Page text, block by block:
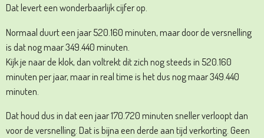
Dat levert een wonderbaarlijk cijfer op.
Normaal duurt een jaar 520.160 minuten, maar door de versnelling
is dat nog maar 349.440 minuten.
Kijk je naar de klok, dan voltrekt dit zich nog steeds in 520.160
minuten per jaar, maar in real time is het dus nog maar 349.440
minuten.
Dat houd dus in dat een jaar 170.720 minuten sneller verloopt dan
voor de versnelling. Dat is bijna een derde aan tijd verkorting. Geen